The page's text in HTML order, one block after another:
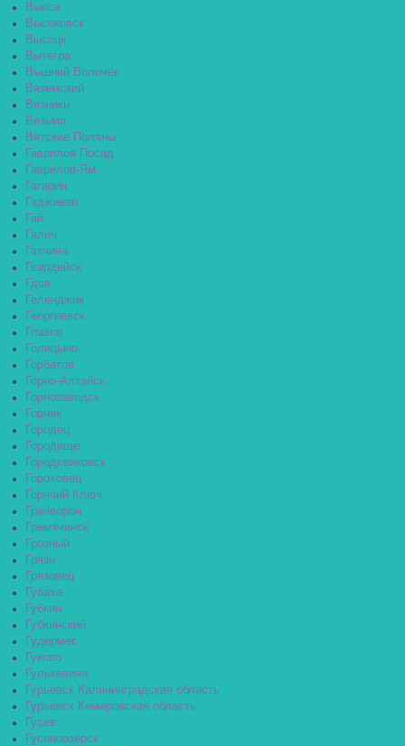
Выкса
Высоковск
Высоцк
Вытегра
Вышний Волочёк
Вяземский
Вязники
Вязьма
Вятские Поляны
Гаврилов Посад
Гаврилов-Ям
Гагарин
Гаджиево
Гай
Галич
Гатчина
Гвардейск
Гдов
Геленджик
Георгиевск
Глазов
Голицыно
Горбатов
Горно-Алтайск
Горнозаводск
Горняк
Городец
Городище
Городовиковск
Гороховец
Горячий Ключ
Грайворон
Гремячинск
Грозный
Грязи
Грязовец
Губаха
Губкин
Губкинский
Гудермес
Гуково
Гулькевичи
Гурьевск Калининградская область
Гурьевск Кемеровская область
Гусев
Гусиноозёрск